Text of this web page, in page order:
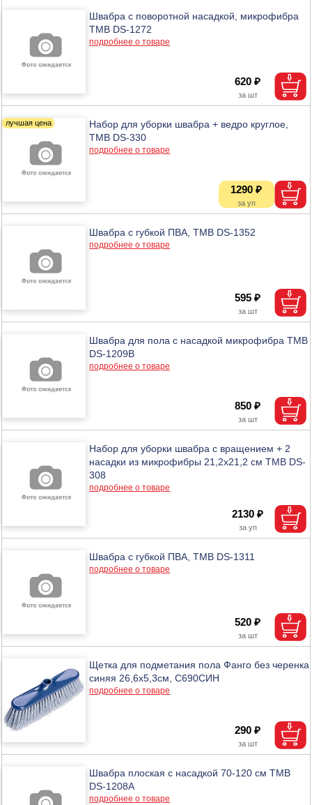
Швабра с поворотной насадкой, микрофибра
ТМВ DS-1272
подробнее о товаре
620 ₽
Набор для уборки швабра + ведро круглое,
ТМВ DS-330
подробнее о товаре
1290 ₽
Швабра с губкой ПВА, ТМВ DS-1352
подробнее о товаре
595 ₽
Швабра для пола с насадкой микрофибра ТМВ
DS-1209B
подробнее о товаре
850 ₽
Набор для уборки швабра с вращением + 2
насадки из микрофибры 21,2x21,2 см ТМВ DS-
308
подробнее о товаре
2130 ₽
Швабра с губкой ПВА, ТМВ DS-1311
подробнее о товаре
520 ₽
Щетка для подметания пола Фанго без черенка
синяя 26,6х5,3см, С690СИН
подробнее о товаре
290 ₽
Швабра плоская с насадкой 70-120 см ТМВ
DS-1208A
подробнее о товаре